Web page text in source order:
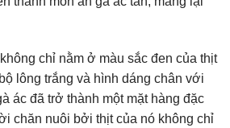
chỉ nằm ở màu sắc đen của thịt
lông trắng và hình dáng chân với
ác đã trở thành một mặt hàng đặc
chăn nuôi bởi thịt của nó không chỉ